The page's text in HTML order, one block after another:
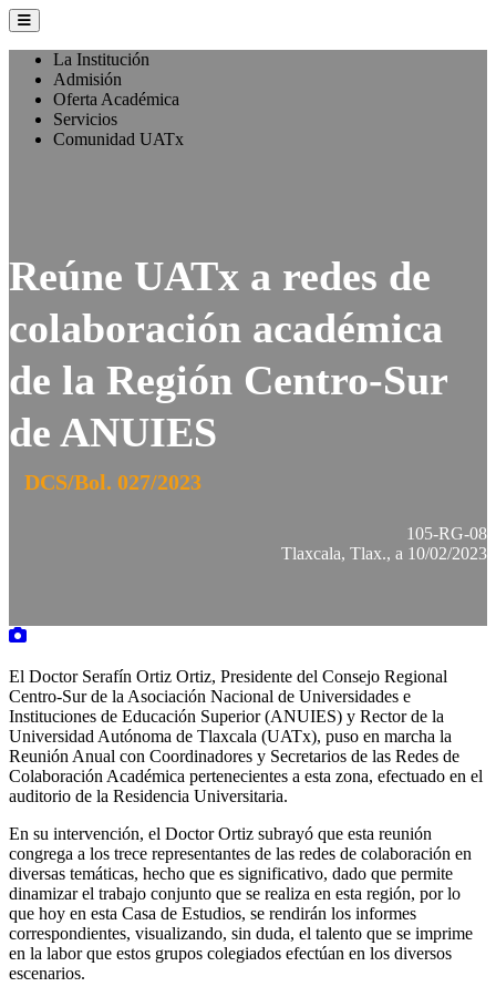
La Institución
Admisión
Oferta Académica
Servicios
Comunidad UATx
Reúne UATx a redes de
colaboración académica
de la Región Centro-Sur
de ANUIES
DCS/Bol. 027/2023
105-RG-08
Tlaxcala, Tlax., a 10/02/2023
El Doctor Serafín Ortiz Ortiz, Presidente del Consejo Regional
Centro-Sur de la Asociación Nacional de Universidades e
Instituciones de Educación Superior (ANUIES) y Rector de la
Universidad Autónoma de Tlaxcala (UATx), puso en marcha la
Reunión Anual con Coordinadores y Secretarios de las Redes de
Colaboración Académica pertenecientes a esta zona, efectuado en el
auditorio de la Residencia Universitaria.
En su intervención, el Doctor Ortiz subrayó que esta reunión
congrega a los trece representantes de las redes de colaboración en
diversas temáticas, hecho que es significativo, dado que permite
dinamizar el trabajo conjunto que se realiza en esta región, por lo
que hoy en esta Casa de Estudios, se rendirán los informes
correspondientes, visualizando, sin duda, el talento que se imprime
en la labor que estos grupos colegiados efectúan en los diversos
escenarios.